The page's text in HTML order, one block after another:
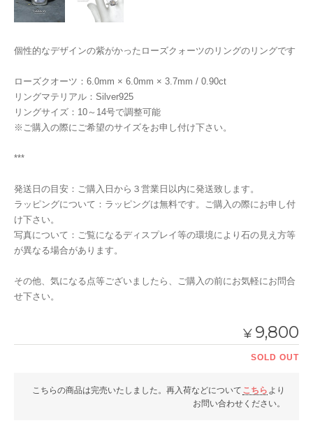
個性的なデザインの紫がかったローズクォーツのリングのリングです
ローズクオーツ：6.0mm × 6.0mm × 3.7mm / 0.90ct
リングマテリアル：Silver925
リングサイズ：10～14号で調整可能
※ご購入の際にご希望のサイズをお申し付け下さい。
***
発送日の目安：ご購入日から３営業日以内に発送致します。
ラッピングについて：ラッピングは無料です。ご購入の際にお申し付
け下さい。
写真について：ご覧になるディスプレイ等の環境により石の見え方等
が異なる場合があります。
その他、気になる点等ございましたら、ご購入の前にお気軽にお問合
せ下さい。
¥ 9,800
SOLD OUT
こちらの商品は完売いたしました。再入荷などについて こちら より
お問い合わせください。